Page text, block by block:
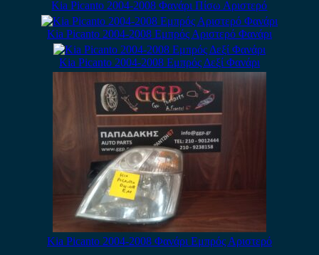
Kia Picanto 2004-2008 Φανάρι Πίσω Αριστερό
Kia Picanto 2004-2008 Εμπρός Αριστερό Φανάρι
Kia Picanto 2004-2008 Εμπρός Δεξί Φανάρι
Kia Picanto 2004-2008 Φανάρι Εμπρός Αριστερό